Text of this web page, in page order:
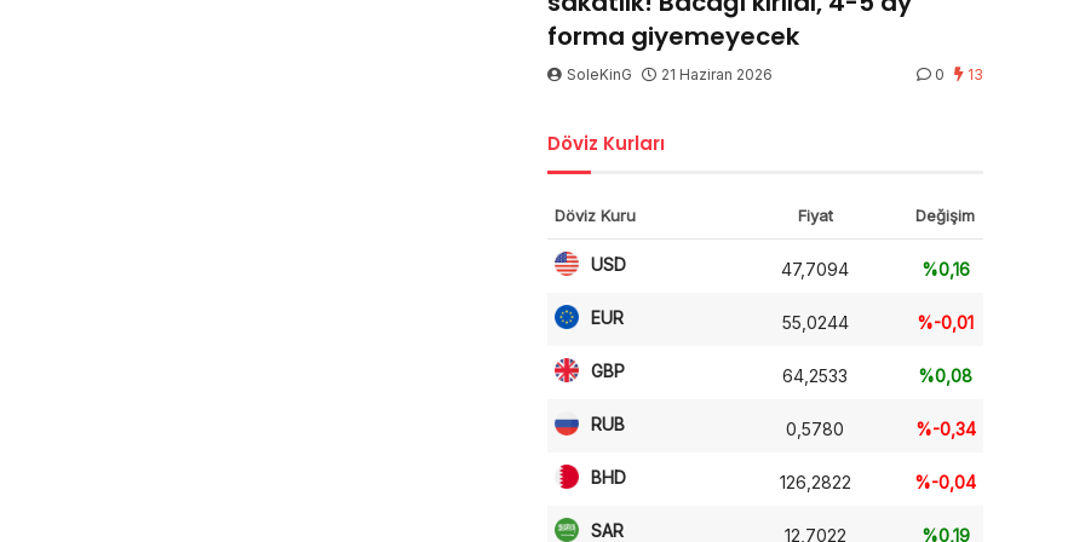
forma giyemeyecek
SoleKinG 21 Haziran 2026 0 13
Döviz Kurları
Döviz Kuru Fiyat Değişim
USD 47,7094 %0,16
EUR 55,0244 %-0,01
GBP 64,2533 %0,08
RUB 0,5780 %-0,34
BHD 126,2822 %-0,04
SAR 12,7022 %0,19